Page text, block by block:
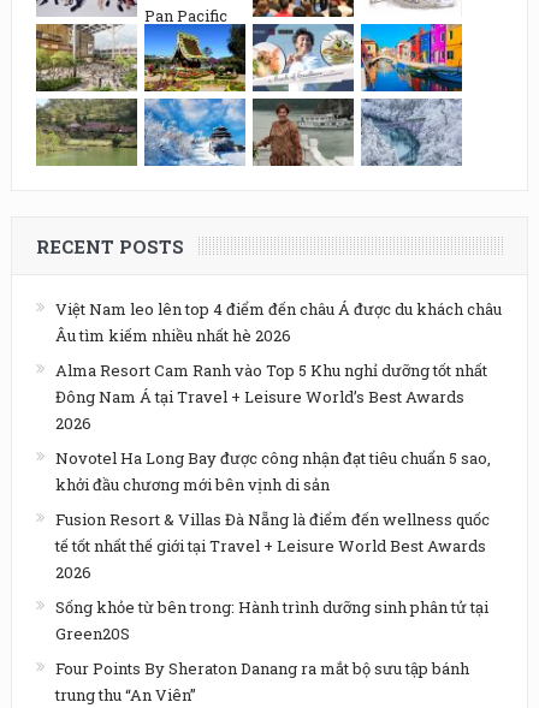
RECENT POSTS
Việt Nam leo lên top 4 điểm đến châu Á được du khách châu
Âu tìm kiếm nhiều nhất hè 2026
Alma Resort Cam Ranh vào Top 5 Khu nghỉ dưỡng tốt nhất
Đông Nam Á tại Travel + Leisure World’s Best Awards
2026
Novotel Ha Long Bay được công nhận đạt tiêu chuẩn 5 sao,
khởi đầu chương mới bên vịnh di sản
Fusion Resort & Villas Đà Nẵng là điểm đến wellness quốc
tế tốt nhất thế giới tại Travel + Leisure World Best Awards
2026
Sống khỏe từ bên trong: Hành trình dưỡng sinh phân tử tại
Green20S
Four Points By Sheraton Danang ra mắt bộ sưu tập bánh
trung thu “An Viên”